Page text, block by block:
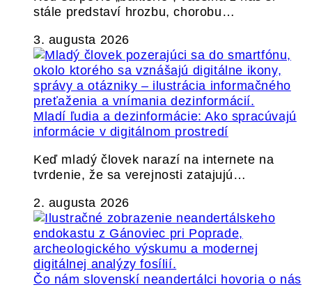
stále predstaví hrozbu, chorobu…
3. augusta 2026
Mladí ľudia a dezinformácie: Ako spracúvajú
informácie v digitálnom prostredí
Keď mladý človek narazí na internete na
tvrdenie, že sa verejnosti zatajujú…
2. augusta 2026
Čo nám slovenskí neandertálci hovoria o nás